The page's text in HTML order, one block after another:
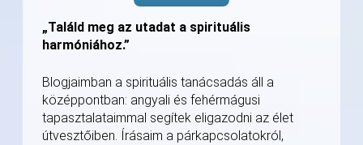
„Találd meg az utadat a spirituális
harmóniához.”
Blogjaimban a spirituális tanácsadás áll a
középpontban: angyali és fehérmágusi
tapasztalataimmal segítek eligazodni az élet
útvesztőiben. Írásaim a párkapcsolatokról,